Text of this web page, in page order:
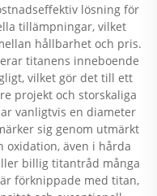
lösning för
tillämpningar, vilket
hållbarhet och pris.
titanens inneboende
vilket gör det till ett
projekt och storskaliga
vanligtvis en diameter
sig genom utmärkt
oxidation, även i hårda
billig titantråd många
förknippade med titan,